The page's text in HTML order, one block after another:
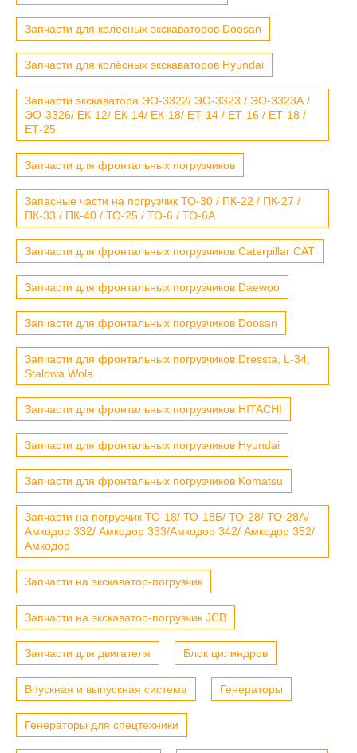
Запчасти для колёсных экскаваторов Doosan
Запчасти для колёсных экскаваторов Hyundai
Запчасти экскаватора ЭО-3322/ ЭО-3323 / ЭО-3323А /
ЭО-3326/ ЕК-12/ ЕК-14/ ЕК-18/ ЕТ-14 / ЕТ-16 / ЕТ-18 /
ЕТ-25
Запчасти для фронтальных погрузчиков
Запасные части на погрузчик ТО-30 / ПК-22 / ПК-27 /
ПК-33 / ПК-40 / ТО-25 / ТО-6 / ТО-6А
Запчасти для фронтальных погрузчиков Caterpillar CAT
Запчасти для фронтальных погрузчиков Daewoo
Запчасти для фронтальных погрузчиков Doosan
Запчасти для фронтальных погрузчиков Dressta, L-34,
Stalowa Wola
Запчасти для фронтальных погрузчиков HITACHI
Запчасти для фронтальных погрузчиков Hyundai
Запчасти для фронтальных погрузчиков Komatsu
Запчасти на погрузчик ТО-18/ ТО-18Б/ ТО-28/ ТО-28А/
Амкодор 332/ Амкодор 333/Амкодор 342/ Амкодор 352/
Амкодор
Запчасти на экскаватор-погрузчик
Запчасти на экскаватор-погрузчик JCB
Запчасти для двигателя Блок цилиндров
Впускная и выпускная система Генераторы
Генераторы для спецтехники